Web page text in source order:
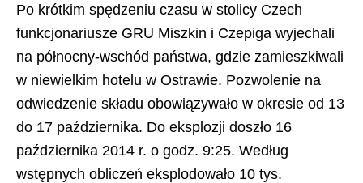
Po krótkim spędzeniu czasu w stolicy Czech
funkcjonariusze GRU Miszkin i Czepiga wyjechali
na północny-wschód państwa, gdzie zamieszkiwali
w niewielkim hotelu w Ostrawie. Pozwolenie na
odwiedzenie składu obowiązywało w okresie od 13
do 17 października. Do eksplozji doszło 16
października 2014 r. o godz. 9:25. Według
wstępnych obliczeń eksplodowało 10 tys.